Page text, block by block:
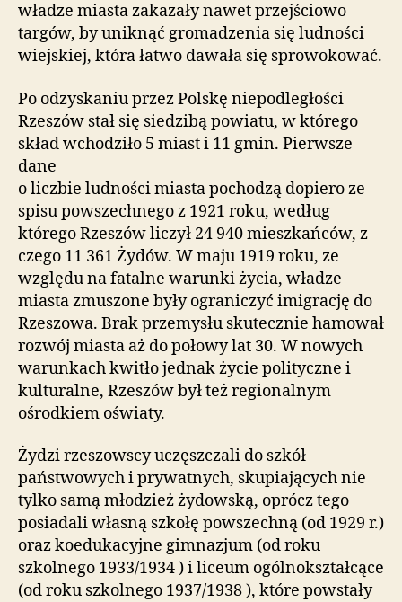
władze miasta zakazały nawet przejściowo
targów, by uniknąć gromadzenia się ludności
wiejskiej, która łatwo dawała się sprowokować.
Po odzyskaniu przez Polskę niepodległości
Rzeszów stał się siedzibą powiatu, w którego
skład wchodziło 5 miast i 11 gmin. Pierwsze
dane
o liczbie ludności miasta pochodzą dopiero ze
spisu powszechnego z 1921 roku, według
którego Rzeszów liczył 24 940 mieszkańców, z
czego 11 361 Żydów. W maju 1919 roku, ze
względu na fatalne warunki życia, władze
miasta zmuszone były ograniczyć imigrację do
Rzeszowa. Brak przemysłu skutecznie hamował
rozwój miasta aż do połowy lat 30. W nowych
warunkach kwitło jednak życie polityczne i
kulturalne, Rzeszów był też regionalnym
ośrodkiem oświaty.
Żydzi rzeszowscy uczęszczali do szkół
państwowych i prywatnych, skupiających nie
tylko samą młodzież żydowską, oprócz tego
posiadali własną szkołę powszechną (od 1929 r.)
oraz koedukacyjne gimnazjum (od roku
szkolnego 1933/1934 ) i liceum ogólnokształcące
(od roku szkolnego 1937/1938 ), które powstały